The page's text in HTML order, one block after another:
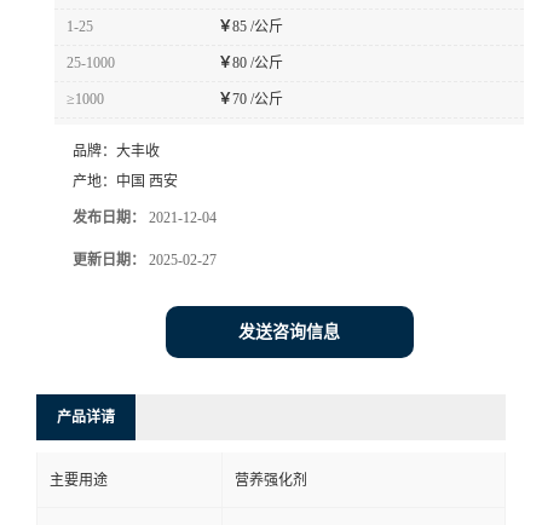
1-25 ￥85 /公斤
25-1000 ￥80 /公斤
≥1000 ￥70 /公斤
品牌： 大丰收
产地： 中国 西安
发布日期： 2021-12-04
更新日期： 2025-02-27
发送咨询信息
产品详请
主要用途 营养强化剂